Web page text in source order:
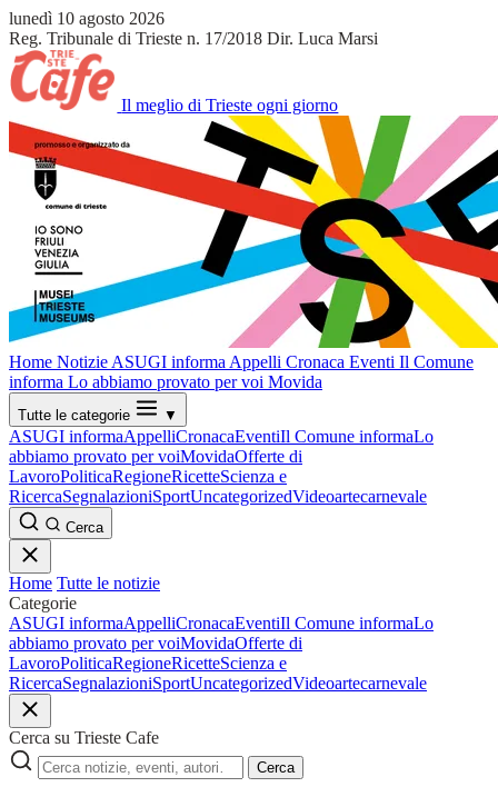
lunedì 10 agosto 2026
Reg. Tribunale di Trieste n. 17/2018 Dir. Luca Marsi
Il meglio di Trieste ogni giorno
Home Notizie ASUGI informa Appelli Cronaca Eventi Il Comune
informa Lo abbiamo provato per voi Movida
Tutte le categorie ▼
ASUGI informaAppelliCronacaEventiIl Comune informaLo
abbiamo provato per voiMovidaOfferte di
LavoroPoliticaRegioneRicetteScienza e
RicercaSegnalazioniSportUncategorizedVideoartecarnevale
Cerca
Home Tutte le notizie
Categorie
ASUGI informaAppelliCronacaEventiIl Comune informaLo
abbiamo provato per voiMovidaOfferte di
LavoroPoliticaRegioneRicetteScienza e
RicercaSegnalazioniSportUncategorizedVideoartecarnevale
Cerca su Trieste Cafe
Cerca